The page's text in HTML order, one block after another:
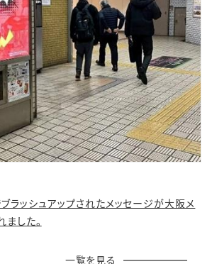
ラッシュアップされたメッセージが大阪メ
した。
一覧を見る